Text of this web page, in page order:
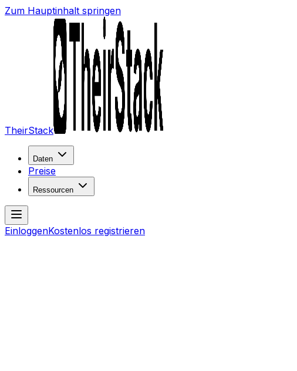
Zum Hauptinhalt springen
TheirStack
Daten
Preise
Ressourcen
EinloggenKostenlos registrieren